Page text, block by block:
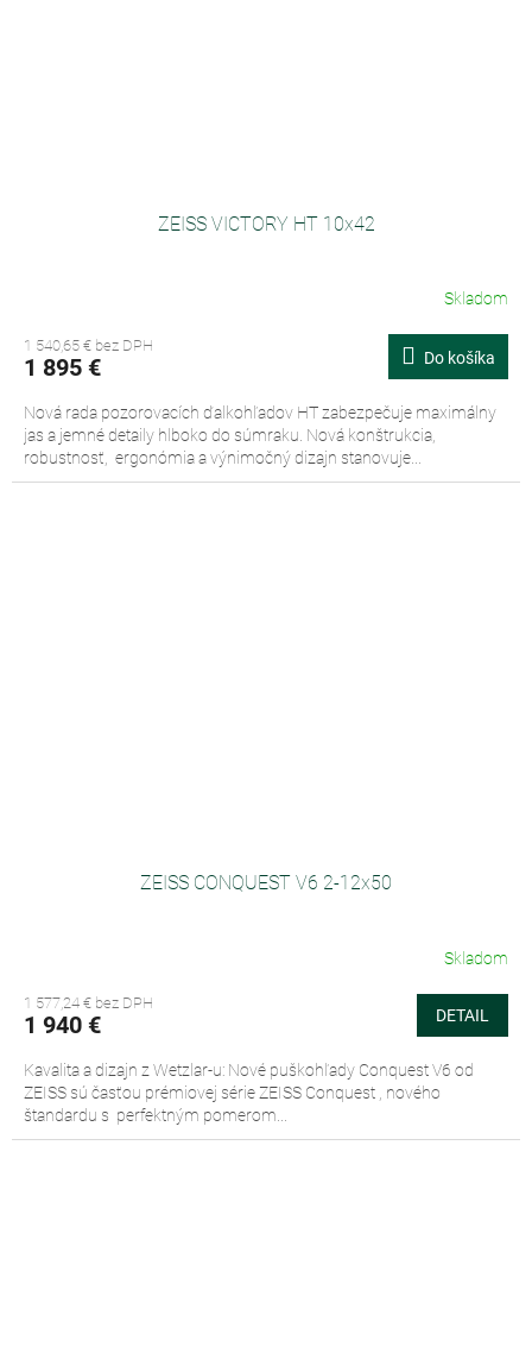
ZEISS VICTORY HT 10x42
Skladom
1 540,65 € bez DPH
1 895 € Do košíka
Nová rada pozorovacích ďalkohľadov HT zabezpečuje maximálny
jas a jemné detaily hlboko do súmraku. Nová konštrukcia,
robustnosť, ergonómia a výnimočný dizajn stanovuje...
ZEISS CONQUEST V6 2-12x50
Skladom
1 577,24 € bez DPH
1 940 € DETAIL
Kavalita a dizajn z Wetzlar-u: Nové puškohľady Conquest V6 od
ZEISS sú časťou prémiovej série ZEISS Conquest , nového
štandardu s perfektným pomerom...